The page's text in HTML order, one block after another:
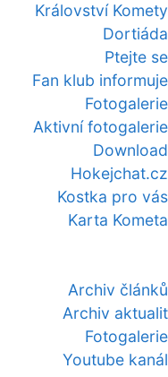
Království Komety
Dortiáda
Ptejte se
Fan klub informuje
Fotogalerie
Aktivní fotogalerie
Download
Hokejchat.cz
Kostka pro vás
Karta Kometa
Archiv článků
Archiv aktualit
Fotogalerie
Youtube kanál